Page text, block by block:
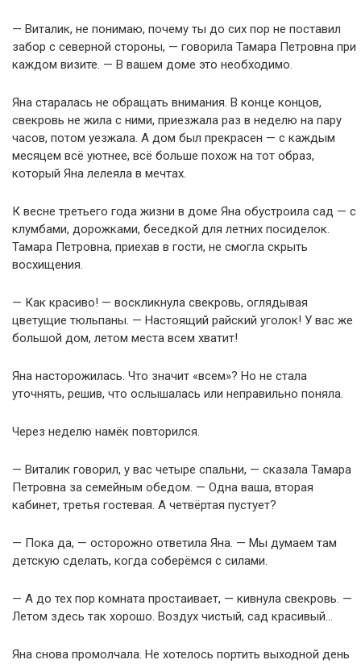
— Виталик, не понимаю, почему ты до сих пор не поставил
забор с северной стороны, — говорила Тамара Петровна при
каждом визите. — В вашем доме это необходимо.
Яна старалась не обращать внимания. В конце концов,
свекровь не жила с ними, приезжала раз в неделю на пару
часов, потом уезжала. А дом был прекрасен — с каждым
месяцем всё уютнее, всё больше похож на тот образ,
который Яна лелеяла в мечтах.
К весне третьего года жизни в доме Яна обустроила сад — с
клумбами, дорожками, беседкой для летних посиделок.
Тамара Петровна, приехав в гости, не смогла скрыть
восхищения.
— Как красиво! — воскликнула свекровь, оглядывая
цветущие тюльпаны. — Настоящий райский уголок! У вас же
большой дом, летом места всем хватит!
Яна насторожилась. Что значит «всем»? Но не стала
уточнять, решив, что ослышалась или неправильно поняла.
Через неделю намёк повторился.
— Виталик говорил, у вас четыре спальни, — сказала Тамара
Петровна за семейным обедом. — Одна ваша, вторая
кабинет, третья гостевая. А четвёртая пустует?
— Пока да, — осторожно ответила Яна. — Мы думаем там
детскую сделать, когда соберёмся с силами.
— А до тех пор комната простаивает, — кивнула свекровь. —
Летом здесь так хорошо. Воздух чистый, сад красивый…
Яна снова промолчала. Не хотелось портить выходной день